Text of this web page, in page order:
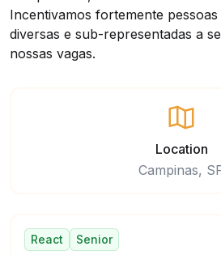
Incentivamos fortemente pessoas
diversas e sub-representadas a
nossas vagas.
Location
Campinas,
React Senior